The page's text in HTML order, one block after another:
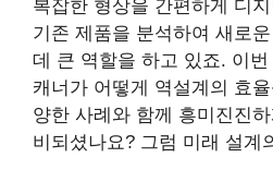
복잡한 형상을 간편하게 디
기존 제품을 분석하여 새로
데 큰 역할을 하고 있죠. 이
캐너가 어떻게 역설계의 효
양한 사례와 함께 흥미진진
비되셨나요? 그럼 미래 설계